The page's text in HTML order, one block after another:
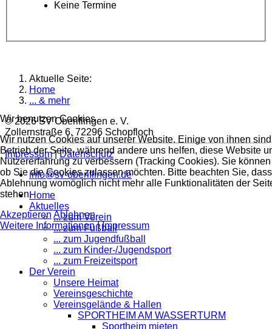
Keine Termine
Aktuelle Seite:
Home
... & mehr
© 2026 SV Oberiflingen e. V.
Zollernstraße 6, 72296 Schopfloch
Impressum|Datenschutz
info@sv-oberiflingen.de
Home
Aktuelles
... zum Verein
... zum Fußball
... zum Jugendfußball
... zum Kinder-/Jugendsport
... zum Freizeitsport
Der Verein
Unsere Heimat
Vereinsgeschichte
Vereinsgelände & Hallen
SPORTHEIM AM WASSERTURM
Sportheim mieten
Wir benutzen Cookies
Wir nutzen Cookies auf unserer Website. Einige von ihnen
Betrieb der Seite, während andere uns helfen, diese Website
Nutzererfahrung zu verbessern (Tracking Cookies). Sie
ob Sie die Cookies zulassen möchten. Bitte beachten Sie,
Ablehnung womöglich nicht mehr alle Funktionalitäten der
stehen.
Akzeptieren Ablehnen
Weitere Informationen|Impressum